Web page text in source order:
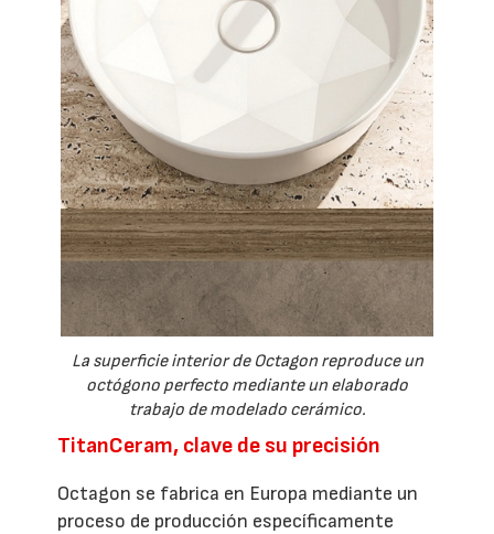
La superficie interior de Octagon reproduce un
octógono perfecto mediante un elaborado
trabajo de modelado cerámico.
TitanCeram, clave de su precisión
Octagon se fabrica en Europa mediante un
proceso de producción específicamente